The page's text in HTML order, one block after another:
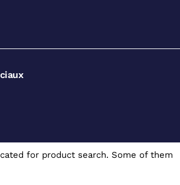
for product search. Some of them